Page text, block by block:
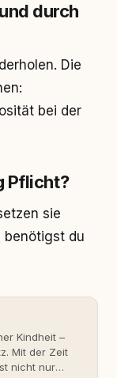
durch
Die
bei der
Pflicht?
sie
benötigst du
Kindheit –
Mit der Zeit
nicht nur